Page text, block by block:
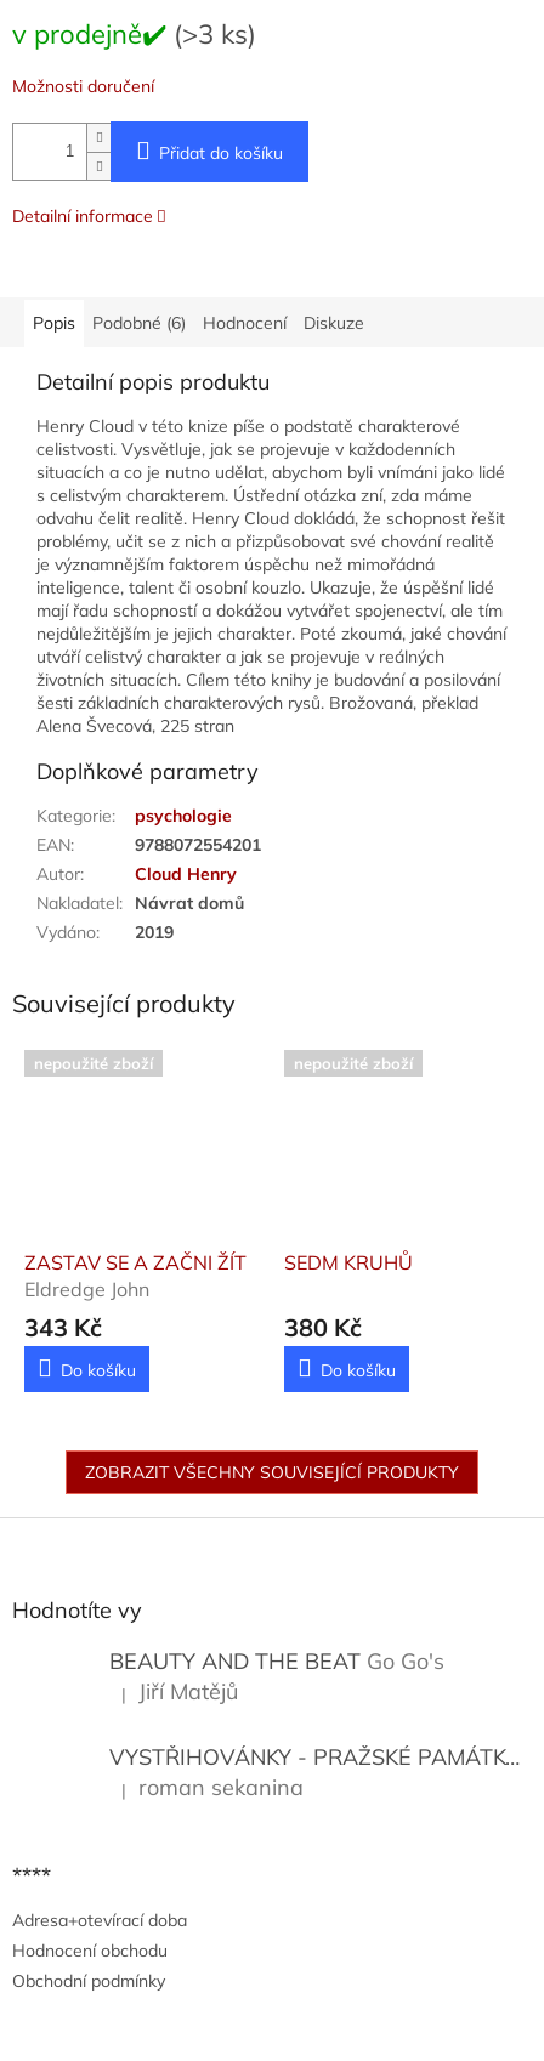
cena:
v prodejně✔️ (>3 ks)
Možnosti doručení
Přidat do košíku
Detailní informace
Popis Podobné (6) Hodnocení Diskuze
Detailní popis produktu
Henry Cloud v této knize píše o podstatě charakterové
celistvosti. Vysvětluje, jak se projevuje v každodenních
situacích a co je nutno udělat, abychom byli vnímáni jako lidé
s celistvým charakterem. Ústřední otázka zní, zda máme
odvahu čelit realitě. Henry Cloud dokládá, že schopnost řešit
problémy, učit se z nich a přizpůsobovat své chování realitě
je významnějším faktorem úspěchu než mimořádná
inteligence, talent či osobní kouzlo. Ukazuje, že úspěšní lidé
mají řadu schopností a dokážou vytvářet spojenectví, ale tím
nejdůležitějším je jejich charakter. Poté zkoumá, jaké chování
utváří celistvý charakter a jak se projevuje v reálných
životních situacích. Cílem této knihy je budování a posilování
šesti základních charakterových rysů. Brožovaná, překlad
Alena Švecová, 225 stran
Doplňkové parametry
Kategorie:
psychologie
EAN:
9788072554201
Autor:
Cloud Henry
Nakladatel:
Návrat domů
Vydáno: 2019
Související produkty
nepoužité zboží
ZASTAV SE A ZAČNI ŽÍT
Eldredge John
343 Kč
Do košíku
nepoužité zboží
SEDM KRUHŮ
380 Kč
Do košíku
ZOBRAZIT VŠECHNY SOUVISEJÍCÍ PRODUKTY
Hodnotíte vy
BEAUTY AND THE BEAT Go Go's
Hodnocení produktu je 5 z 5 hvězdiček.
| Jiří Matějů
VYSTŘIHOVÁNKY - PRAŽSKÉ PAMÁTKY
Hodnocení produktu je 5 z 5 hvězdiček.
| roman sekanina
****
Adresa+otevírací doba
Hodnocení obchodu
Obchodní podmínky